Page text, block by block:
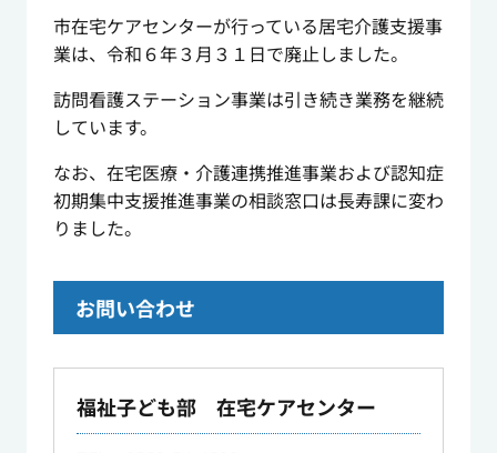
市在宅ケアセンターが行っている居宅介護支援事
業は、令和６年３月３１日で廃止しました。
訪問看護ステーション事業は引き続き業務を継続
しています。
なお、在宅医療・介護連携推進事業および認知症
初期集中支援推進事業の相談窓口は長寿課に変わ
りました。
お問い合わせ
福祉子ども部 在宅ケアセンター